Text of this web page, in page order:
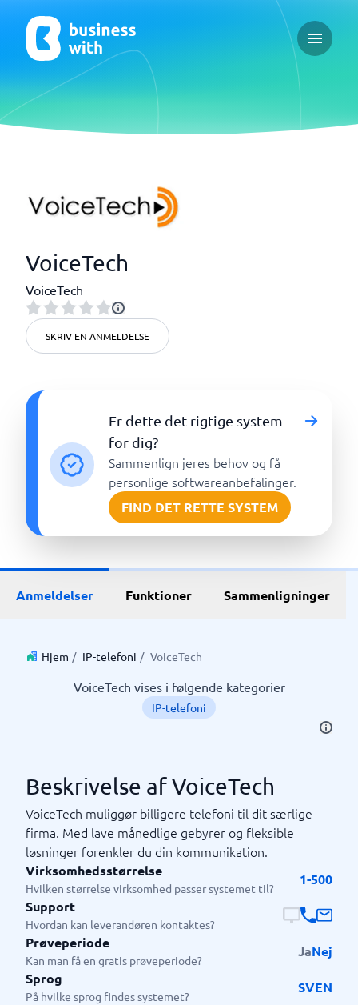
Open
VoiceTech
VoiceTech
SKRIV EN ANMELDELSE
Er dette det rigtige system
for dig?
Sammenlign jeres behov og få
personlige softwareanbefalinger.
FIND DET RETTE SYSTEM
Anmeldelser Funktioner Sammenligninger
Hjem / IP-telefoni / VoiceTech
VoiceTech vises i følgende kategorier
IP-telefoni
Beskrivelse af VoiceTech
VoiceTech muliggør billigere telefoni til dit særlige
firma. Med lave månedlige gebyrer og fleksible
løsninger forenkler du din kommunikation.
Virksomhedsstørrelse
Hvilken størrelse virksomhed passer systemet til?
1-500
Support
Hvordan kan leverandøren kontaktes?
Prøveperiode
Kan man få en gratis prøveperiode?
JaNej
Sprog
På hvilke sprog findes systemet?
SVEN